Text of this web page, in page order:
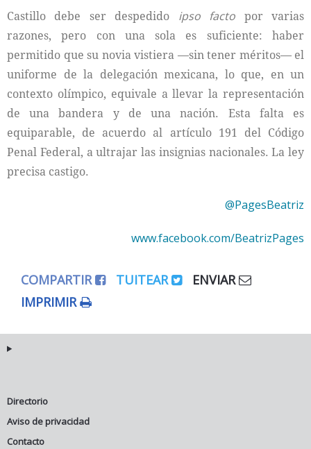
Castillo debe ser despedido ipso facto por varias
razones, pero con una sola es suficiente: haber
permitido que su novia vistiera —sin tener méritos— el
uniforme de la delegación mexicana, lo que, en un
contexto olímpico, equivale a llevar la representación
de una bandera y de una nación. Esta falta es
equiparable, de acuerdo al artículo 191 del Código
Penal Federal, a ultrajar las insignias nacionales. La ley
precisa castigo.
@PagesBeatriz
www.facebook.com/BeatrizPages
COMPARTIR TUITEAR
ENVIAR
IMPRIMIR
Directorio
Aviso de privacidad
Contacto